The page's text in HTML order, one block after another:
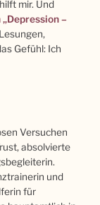
mir. Und
–
Gefühl: Ich
Versuchen
absolvierte
und
für